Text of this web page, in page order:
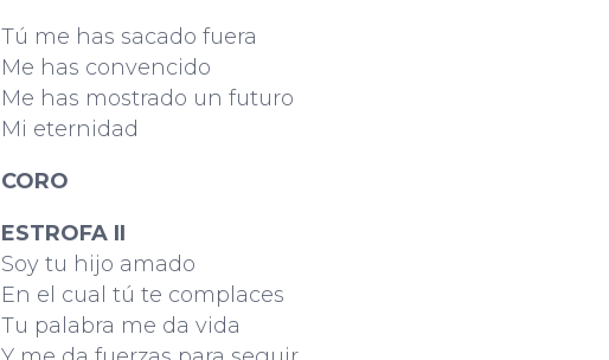
Tú me has sacado fuera
Me has convencido
Me has mostrado un futuro
Mi eternidad
CORO
ESTROFA II
Soy tu hijo amado
En el cual tú te complaces
Tu palabra me da vida